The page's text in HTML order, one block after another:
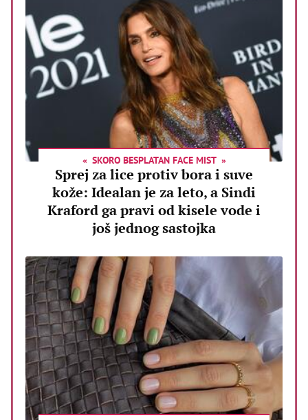
SKORO BESPLATAN FACE MIST
Sprej za lice protiv bora i suve
kože: Idealan je za leto, a Sindi
Kraford ga pravi od kisele vode i
još jednog sastojka